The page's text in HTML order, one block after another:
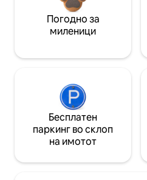
Погодно за
миленици
Бесплатен
паркинг во склоп
на имотот